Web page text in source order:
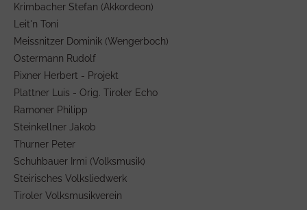
Krimbacher Stefan (Akkordeon)
Leit'n Toni
Meissnitzer Dominik (Wengerboch)
Ostermann Rudolf
Pixner Herbert - Projekt
Plattner Luis - Orig. Tiroler Echo
Ramoner Philipp
Steinkellner Jakob
Thurner Peter
Schuhbauer Irmi (Volksmusik)
Steirisches Volksliedwerk
Tiroler Volksmusikverein